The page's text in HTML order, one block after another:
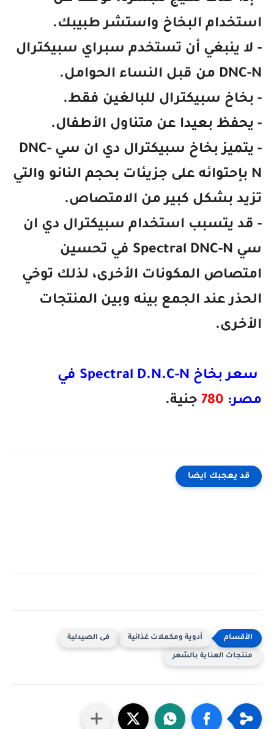
استخدام البخاخ واستشر طبيبك.
- لا ينبغي أن تستخدم سبراي سبيكترال
DNC-N من قبل النساء الحوامل.
- بخاخ سبيكترال للبالغين فقط.
- يحفظ بعيدا عن متناول الأطفال.
- يتميز بخاخ سبيكترال دي ان سي DNC-
N بإحتوائه على جزيئات بحجم النانو والتي
تزيد بشكل كبير من الامتصاص.
- قد يتسبب استخدام سبيكترال دي ان
سي Spectral DNC-N في تحسين
امتصاص المكونات الأخرى، لذلك توخي
الحذر عند الجمع بينه وبين المنتجات
الأخرى.
سعر بخاخ Spectral D.N.C-N في
مصر: 780 جنية.
قد يعجبك ايضا
أدوية ومكملات غذائية فى الصيدلية
منتجات العناية بالشعر